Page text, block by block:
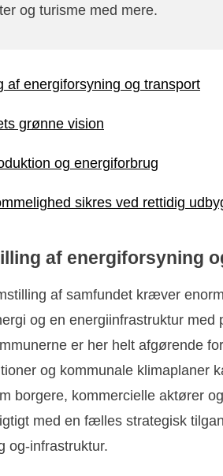
og turisme med mere.
af energiforsyning og transport
grønne vision
og energiforbrug
sikres ved rettidig
af energiforsyning
af samfundet kræver
og en energiinfrastruktur med
er her helt afgørende
og kommunale klimaplaner
borgere, kommercielle aktører
med en fælles strategisk
og-infrastruktur.